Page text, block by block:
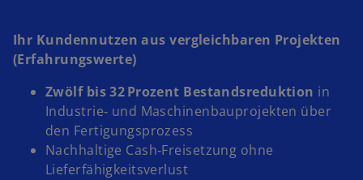
Ihr Kundennutzen aus vergleichbaren Projekten
(Erfahrungswerte)
Zwölf bis 32 Prozent Bestandsreduktion in
Industrie‑ und Maschinenbauprojekten über
den Fertigungsprozess
Nachhaltige Cash‑Freisetzung ohne
Lieferfähigkeitsverlust